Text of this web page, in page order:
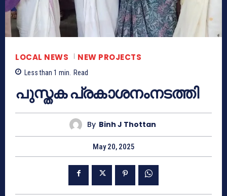
LOCAL NEWS NEW PROJECTS
Less than 1 min. Read
പുസ്തക പ്രകാശനംനടത്തി
By Binh J Thottan
May 20, 2025